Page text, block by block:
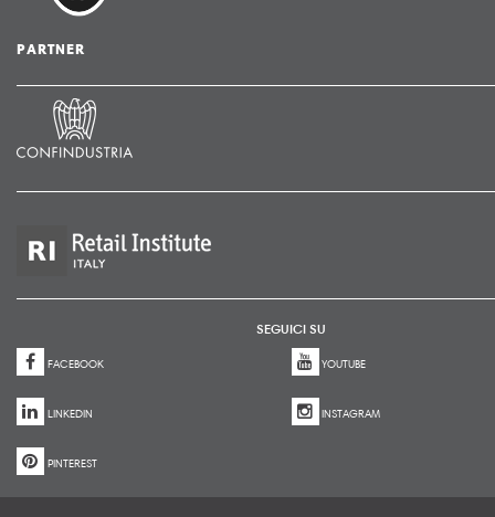
PARTNER
SEGUICI SU
FACEBOOK YOUTUBE
LINKEDIN INSTAGRAM
PINTEREST